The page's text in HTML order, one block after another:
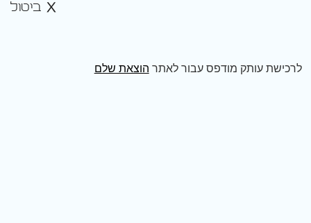
ביטול
לרכישת עותק מודפס עבור לאתר הוצאת שלם